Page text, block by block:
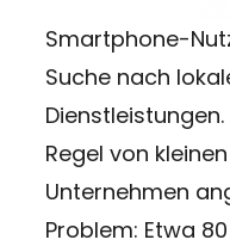
Smartphone-
Suche nach
Regel von
Unternehmen
Problem: Etwa